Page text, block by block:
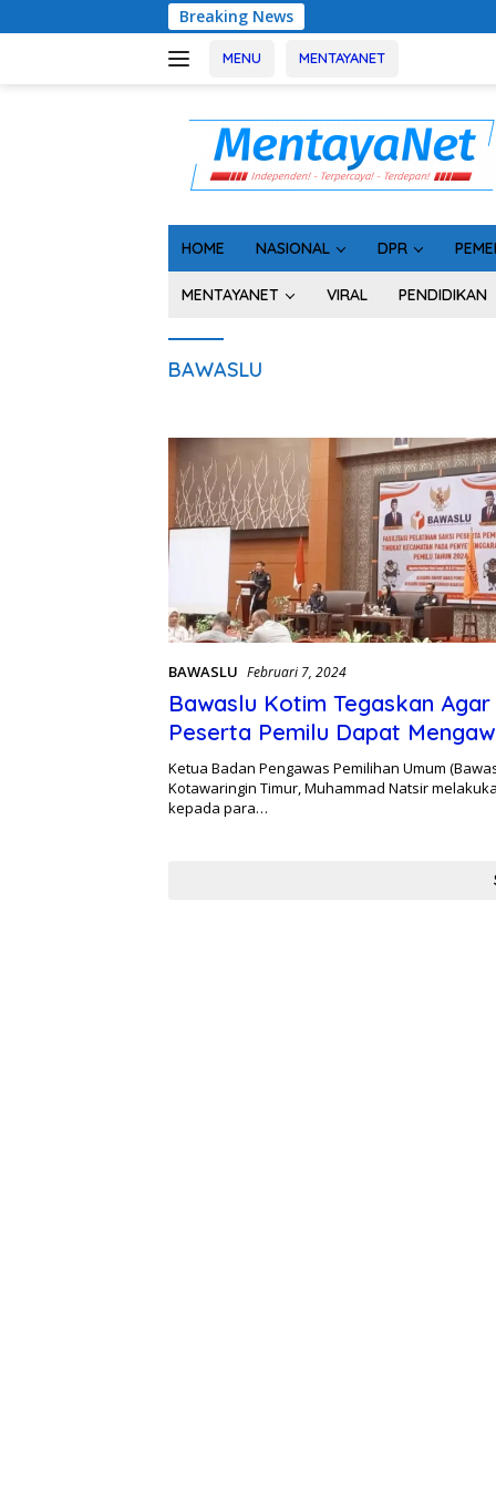
ke
Breaking News
MENU MENTAYANET
HOME NASIONAL DPR
MENTAYANET VIRAL PENDIDIKAN
BAWASLU
BAWASLU Februari 7, 2024
Bawaslu Kotim Tegaskan Agar
Peserta Pemilu Dapat
Pemungutan Suara
Ketua Badan Pengawas Pemilihan Umum
Kotawaringin Timur, Muhammad Natsir
kepada para…